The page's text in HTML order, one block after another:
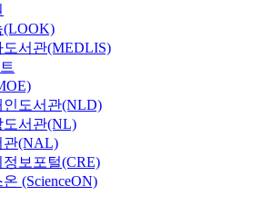
(LOOK)
도서관(MEDLIS)
인도서관(NLD)
도서관(NL)
관(NAL)
보포털(CRE)
(ScienceON)